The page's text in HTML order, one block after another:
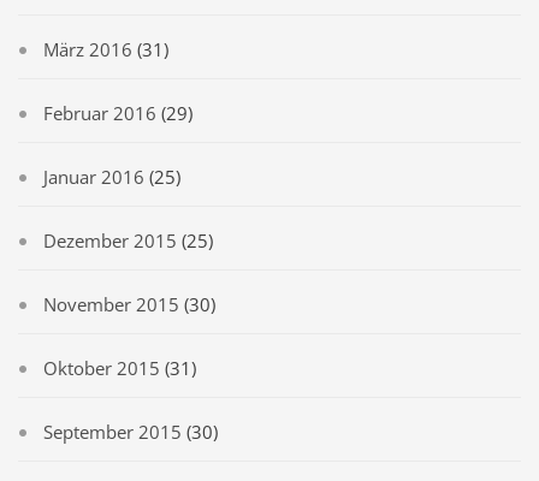
März 2016 (31)
Februar 2016 (29)
Januar 2016 (25)
Dezember 2015 (25)
November 2015 (30)
Oktober 2015 (31)
September 2015 (30)